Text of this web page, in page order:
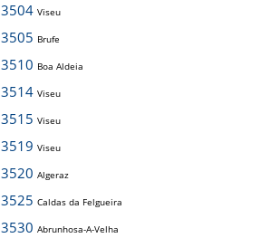
3504 Viseu
3505 Brufe
3510 Boa Aldeia
3514 Viseu
3515 Viseu
3519 Viseu
3520 Algeraz
3525 Caldas da Felgueira
3530 Abrunhosa-A-Velha